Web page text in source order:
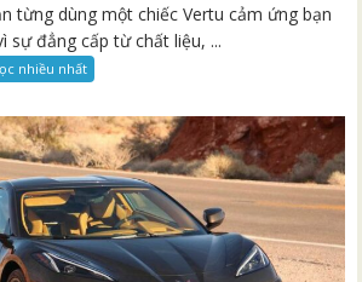
từng dùng một chiếc Vertu cảm ứng bạn
sự đẳng cấp từ chất liệu, ...
nhiều nhất